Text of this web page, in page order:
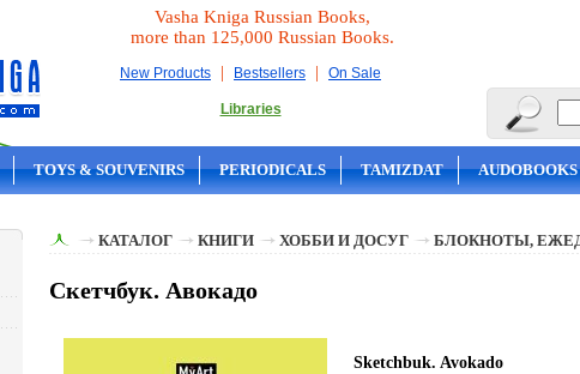
Vasha Kniga Russian Books,
more than 125,000 Russian Books.
New Products | Bestsellers | On Sale
Libraries
TOYS & SOUVENIRS PERIODICALS TAMIZDAT AUDOBOOKS
КАТАЛОГ КНИГИ ХОББИ И ДОСУГ БЛОКНОТЫ,
Скетчбук. Авокадо
Sketchbuk. Avokado